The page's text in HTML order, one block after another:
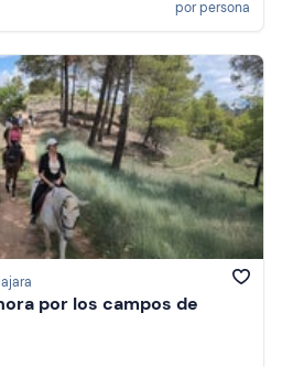
por persona
por los campos de